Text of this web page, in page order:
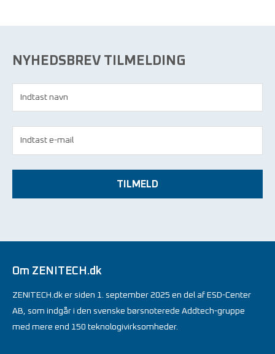
NYHEDSBREV TILMELDING
TILMELD
Om ZENITECH.dk
ZENITECH.dk er siden 1. september 2025 en del af ESD-Center
AB, som indgår i den svenske børsnoterede Addtech-gruppe
med mere end 150 teknologivirksomheder.